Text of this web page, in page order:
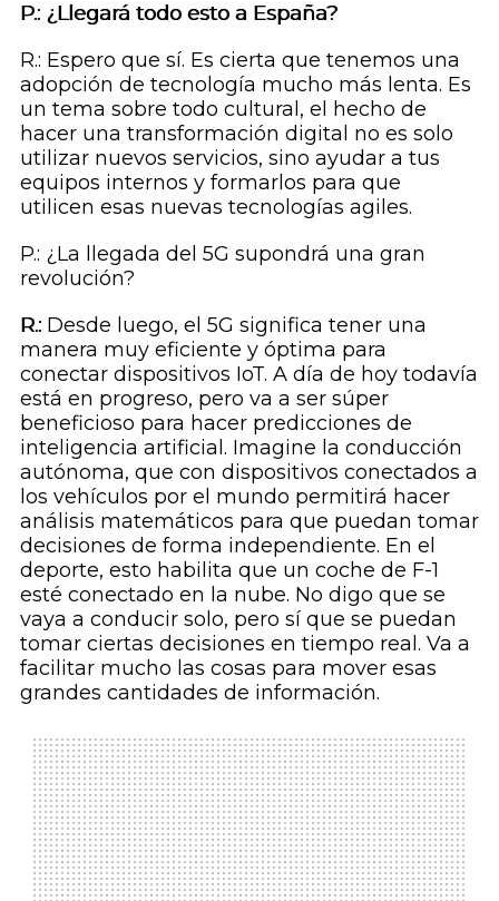
P.: ¿Llegará todo esto a España?
R.: Espero que sí. Es cierta que tenemos una
adopción de tecnología mucho más lenta. Es
un tema sobre todo cultural, el hecho de
hacer una transformación digital no es solo
utilizar nuevos servicios, sino ayudar a tus
equipos internos y formarlos para que
utilicen esas nuevas tecnologías agiles.
P.: ¿La llegada del 5G supondrá una gran
revolución?
R.:Desde luego, el 5G significa tener una
manera muy eficiente y óptima para
conectar dispositivos IoT. A día de hoy todavía
está en progreso, pero va a ser súper
beneficioso para hacer predicciones de
inteligencia artificial. Imagine la conducción
autónoma, que con dispositivos conectados a
los vehículos por el mundo permitirá hacer
análisis matemáticos para que puedan tomar
decisiones de forma independiente. En el
deporte, esto habilita que un coche de F-1
esté conectado en la nube. No digo que se
vaya a conducir solo, pero sí que se puedan
tomar ciertas decisiones en tiempo real. Va a
facilitar mucho las cosas para mover esas
grandes cantidades de información.